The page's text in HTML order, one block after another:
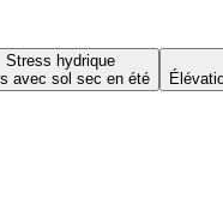
Stress hydrique
avec sol sec en été